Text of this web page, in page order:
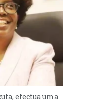
de
do
rico para
de
efectua uma